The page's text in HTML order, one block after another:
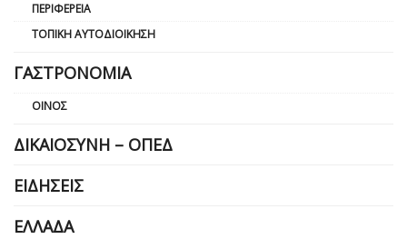
ΠΕΡΙΦΈΡΕΙΑ
ΤΟΠΙΚΉ ΑΥΤΟΔΙΟΊΚΗΣΗ
ΓΑΣΤΡΟΝΟΜΊΑ
ΟΊΝΟΣ
ΔΙΚΑΙΟΣΎΝΗ – ΟΠΕΔ
ΕΙΔΉΣΕΙΣ
ΕΛΛΆΔΑ